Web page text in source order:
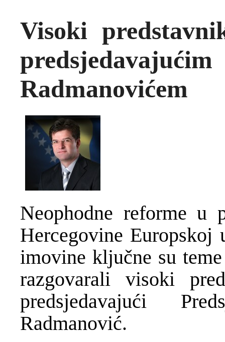
Visoki
Radmanovićem
Neophodne reforme u
Hercegovine
imovine ključne su
razgovarali visoki
predsjedavajući
Radmanović.